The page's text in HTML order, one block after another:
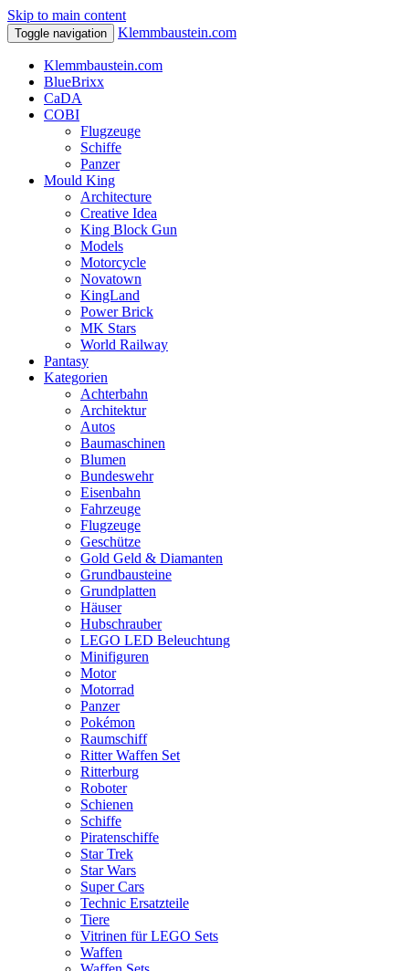
Skip to main content
Toggle navigation Klemmbaustein.com
Klemmbaustein.com
BlueBrixx
CaDA
COBI
Flugzeuge
Schiffe
Panzer
Mould King
Architecture
Creative Idea
King Block Gun
Models
Motorcycle
Novatown
KingLand
Power Brick
MK Stars
World Railway
Pantasy
Kategorien
Achterbahn
Architektur
Autos
Baumaschinen
Blumen
Bundeswehr
Eisenbahn
Fahrzeuge
Flugzeuge
Geschütze
Gold Geld & Diamanten
Grundbausteine
Grundplatten
Häuser
Hubschrauber
LEGO LED Beleuchtung
Minifiguren
Motor
Motorrad
Panzer
Pokémon
Raumschiff
Ritter Waffen Set
Ritterburg
Roboter
Schienen
Schiffe
Piratenschiffe
Star Trek
Star Wars
Super Cars
Technic Ersatzteile
Tiere
Vitrinen für LEGO Sets
Waffen